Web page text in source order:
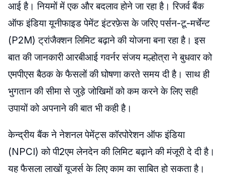
आई है। नियमों में एक और बदलाव होने जा रहा है। रिजर्व बैंक
ऑफ इंडिया यूनीफाइड पेमेंट इंटरफ़ेस के जरिए पर्सन-टू-मर्चेन्ट
(P2M) ट्रांजैक्शन लिमिट बढ़ाने की योजना बना रहा है। इस
बात की जानकारी आरबीआई गवर्नर संजय मल्होत्रा ने बुधवार को
एमपीएस बैठक के फैसलों की घोषणा करते समय दी है। साथ ही
भुगतान की सीमा से जुड़े जोखिमों को कम करने के लिए सही
उपायों को अपनाने की बात भी कही है।
केन्द्रीय बैंक ने नेशनल पेमेंट्स कॉरपोरेशन ऑफ इंडिया
(NPCI) को पी2एम लेनदेन की लिमिट बढ़ाने की मंजूरी दे दी है।
यह फैसला लाखों यूजर्स के लिए काम का साबित हो सकता है।